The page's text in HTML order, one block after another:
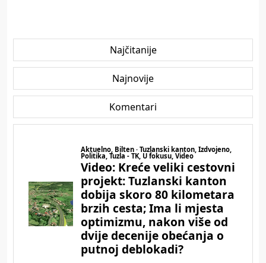
Najčitanije
Najnovije
Komentari